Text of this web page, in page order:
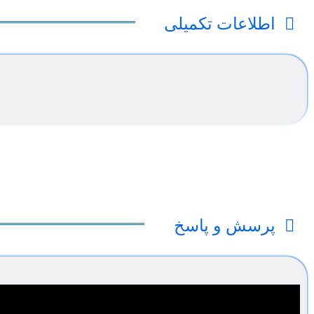
اطلاعات تکمیلی
پرسش و پاسخ